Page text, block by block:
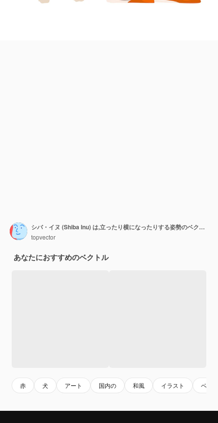
シバ・イヌ (Shiba Inu) は,立ったり横になったりする姿勢のベクトルセットで,刺耳と曲がった尾を持つ日本の狩犬の品種です.
topvector
あなたにおすすめのベクトル
赤 犬 アート 国内の 和風 イラスト ベク